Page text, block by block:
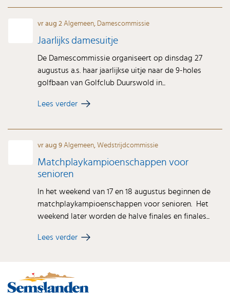
vr aug 2Algemeen, Damescommissie
Jaarlijks damesuitje
De Damescommissie organiseert op dinsdag 27
augustus a.s. haar jaarlijkse uitje naar de 9-holes
golfbaan van Golfclub Duurswold in...
Lees verder
vr aug 9Algemeen, Wedstrijdcommissie
Matchplaykampioenschappen voor
senioren
In het weekend van 17 en 18 augustus beginnen de
matchplaykampioenschappen voor senioren. Het
weekend later worden de halve finales en finales...
Lees verder